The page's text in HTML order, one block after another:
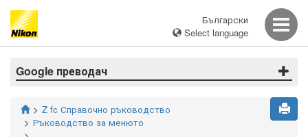
Български
Select language
Google преводач
Z fc Справочно ръководство
Ръководство за менюто